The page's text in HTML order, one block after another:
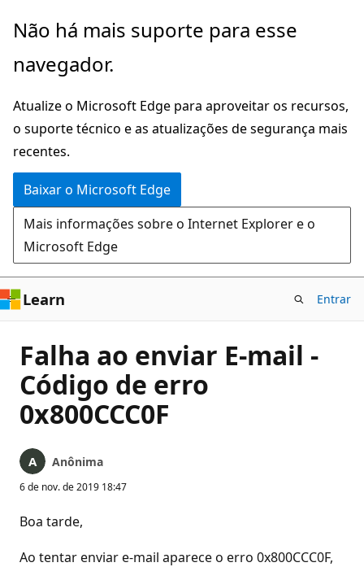
Pular
o
principal
Não há mais suporte para esse
navegador.
Atualize o Microsoft Edge para aproveitar os recursos,
o suporte técnico e as atualizações de segurança mais
recentes.
Baixar o Microsoft Edge
Mais informações sobre o Internet Explorer e o
Microsoft Edge
Learn Entrar
Falha ao enviar E-mail -
Código de erro
0x800CCC0F
Anônima
6 de nov. de 2019 18:47
Boa tarde,
Ao tentar enviar e-mail aparece o erro 0x800CCC0F,